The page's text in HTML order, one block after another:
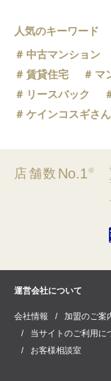
人気のキーワード
中古マンション
賃貸住宅
マ
リースバック
ケインコスギさん
店舗数 No.1※
運営会社について
会社情報 加盟のご案
当サイトのご利用に
お客様相談室